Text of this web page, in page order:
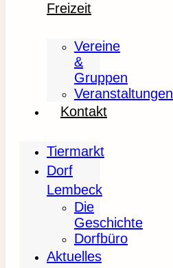
Freizeit
Vereine
&
Gruppen
Veranstaltungen
Kontakt
Tiermarkt
Dorf
Lembeck
Die
Geschichte
Dorfbüro
Aktuelles